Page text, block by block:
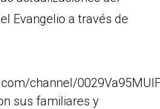
Evangelio a través de
channel/
sus familiares y